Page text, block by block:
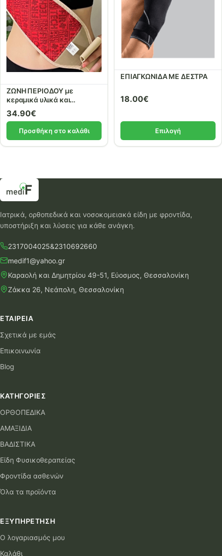
ΖΩΝΗ ΠΕΡΙΟΔΟΥ με
κεραμικά υλικά και
μέταλλα. REF: 65010
34.90€
Προσθήκη στο καλάθι
ΕΠΙΑΓΚΩΝΙΔΑ ΜΕ ΔΕΣΤΡΑ
18.00€
Επιλογή
Ιατρικά, ορθοπεδικά και νοσοκομειακά είδη με φροντίδα,
υποστήριξη και λύσεις για κάθε ανάγκη.
2317004025&2310692660
medif1@yahoo.gr
Καραολή και Δημητρίου 49-51, Εύοσμος, Θεσσαλονίκη
Ζάκκα 26, Νεάπολη, Θεσσαλονίκη
ΕΤΑΙΡΕΊΑ
Σχετικά με εμάς
Επικοινωνία
Blog
ΚΑΤΗΓΟΡΊΕΣ
ΟΡΘΟΠΕΔΙΚΑ
ΑΜΑΞΙΔΙΑ
ΒΑΔΙΣΤΙΚΑ
Είδη Φυσικοθεραπείας
Φροντίδα ασθενών
Όλα τα προϊόντα
ΕΞΥΠΗΡΈΤΗΣΗ
Ο λογαριασμός μου
Καλάθι